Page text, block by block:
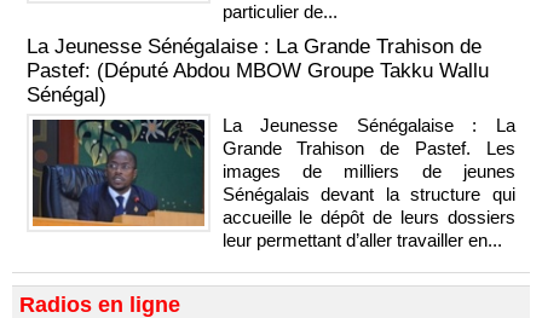
particulier de...
La Jeunesse Sénégalaise : La Grande Trahison de
Pastef: (Député Abdou MBOW Groupe Takku Wallu
Sénégal)
La Jeunesse Sénégalaise : La
Grande Trahison de Pastef. Les
images de milliers de jeunes
Sénégalais devant la structure qui
accueille le dépôt de leurs dossiers
leur permettant d’aller travailler en...
Radios en ligne